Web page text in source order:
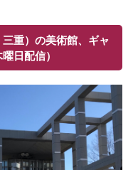
重）の美術館、ギャ
日配信）